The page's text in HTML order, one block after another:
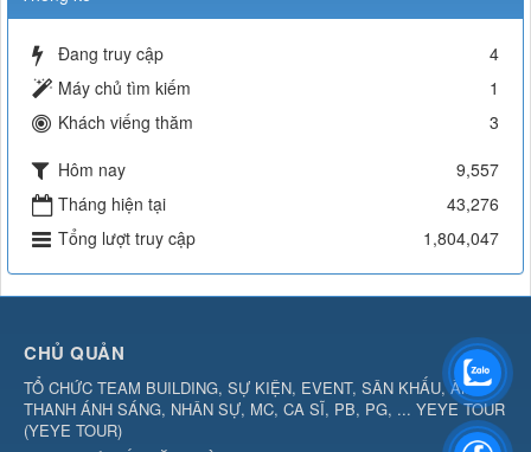
Đang truy cập
4
Máy chủ tìm kiếm
1
Khách viếng thăm
3
Hôm nay
9,557
Tháng hiện tại
43,276
Tổng lượt truy cập
1,804,047
CHỦ QUẢN
TỔ CHỨC TEAM BUILDING, SỰ KIỆN, EVENT, SÂN KHẤU, ÂM
THANH ÁNH SÁNG, NHÂN SỰ, MC, CA SĨ, PB, PG, ... YEYE TOUR
(YEYE TOUR)